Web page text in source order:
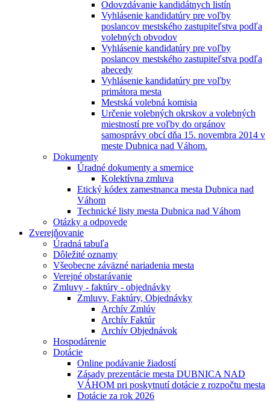
Odovzdávanie kandidátnych listín
Vyhlásenie kandidatúry pre voľby
poslancov mestského zastupiteľstva podľa
volebných obvodov
Vyhlásenie kandidatúry pre voľby
poslancov mestského zastupiteľstva podľa
abecedy
Vyhlásenie kandidatúry pre voľby
primátora mesta
Mestská volebná komisia
Určenie volebných okrskov a volebných
miestností pre voľby do orgánov
samosprávy obcí dňa 15. novembra 2014 v
meste Dubnica nad Váhom.
Dokumenty
Úradné dokumenty a smernice
Kolektívna zmluva
Etický kódex zamestnanca mesta Dubnica nad
Váhom
Technické listy mesta Dubnica nad Váhom
Otázky a odpovede
Zverejňovanie
Úradná tabuľa
Dôležité oznamy
Všeobecne záväzné nariadenia mesta
Verejné obstarávanie
Zmluvy - faktúry - objednávky
Zmluvy, Faktúry, Objednávky
Archív Zmlúv
Archív Faktúr
Archív Objednávok
Hospodárenie
Dotácie
Online podávanie žiadostí
Zásady prezentácie mesta DUBNICA NAD
VÁHOM pri poskytnutí dotácie z rozpočtu mesta
Dotácie za rok 2026